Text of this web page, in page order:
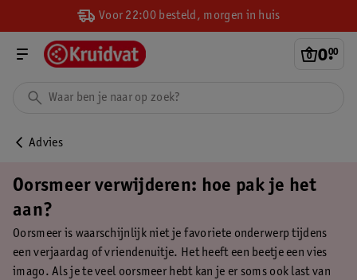
Voor 22:00 besteld, morgen in huis
0.
00
Advies
Oorsmeer verwijderen: hoe pak je het
aan?
Oorsmeer is waarschijnlijk niet je favoriete onderwerp tijdens
een verjaardag of vriendenuitje. Het heeft een beetje een vies
imago. Als je te veel oorsmeer hebt kan je er soms ook last van